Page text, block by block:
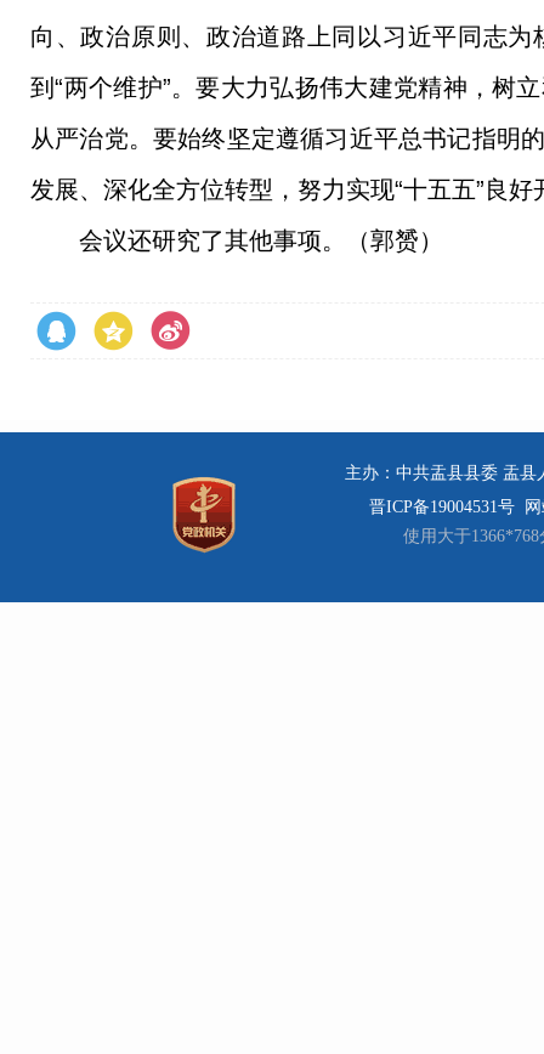
向、政治原则、政治道路上同以习近平同志
到“两个维护”。要大力弘扬伟大建党精神，树
从严治党。要始终坚定遵循习近平总书记指明
发展、深化全方位转型，努力实现“十五五”良
会议还研究了其他事项。（郭赟）
主办：中共盂县县委 盂县
晋ICP备19004531号
使用大于